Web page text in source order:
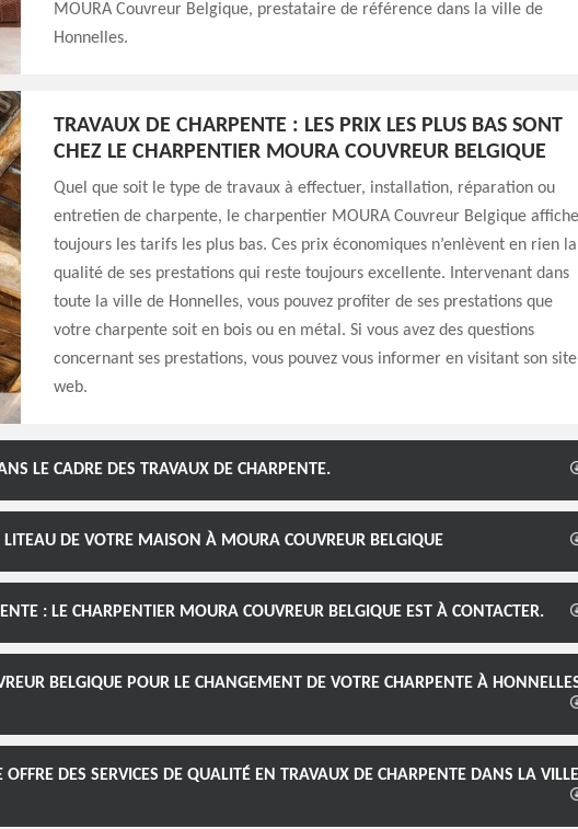
MOURA Couvreur Belgique, prestataire de référence dans la ville de
Honnelles.
TRAVAUX DE CHARPENTE : LES PRIX LES PLUS BAS SONT
CHEZ LE CHARPENTIER MOURA COUVREUR BELGIQUE
Quel que soit le type de travaux à effectuer, installation, réparation ou
entretien de charpente, le charpentier MOURA Couvreur Belgique affiche
toujours les tarifs les plus bas. Ces prix économiques n’enlèvent en rien la
qualité de ses prestations qui reste toujours excellente. Intervenant dans
toute la ville de Honnelles, vous pouvez profiter de ses prestations que
votre charpente soit en bois ou en métal. Si vous avez des questions
concernant ses prestations, vous pouvez vous informer en visitant son site
web.
LE CADRE DES TRAVAUX DE CHARPENTE.
DE VOTRE MAISON À MOURA COUVREUR BELGIQUE
: LE CHARPENTIER MOURA COUVREUR BELGIQUE EST À CONTACTER.
BELGIQUE POUR LE CHANGEMENT DE VOTRE CHARPENTE À
DES SERVICES DE QUALITÉ EN TRAVAUX DE CHARPENTE DANS LA VILLE